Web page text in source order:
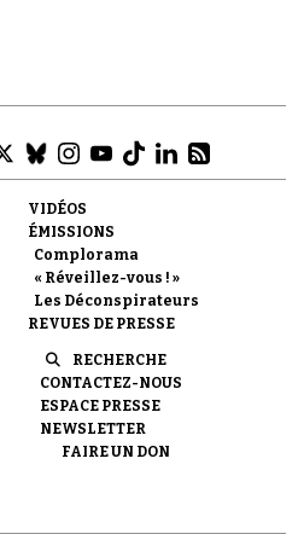
VIDÉOS
ÉMISSIONS
Complorama
« Réveillez-vous ! »
Les Déconspirateurs
REVUES DE PRESSE
RECHERCHE
CONTACTEZ-NOUS
ESPACE PRESSE
NEWSLETTER
FAIRE UN DON